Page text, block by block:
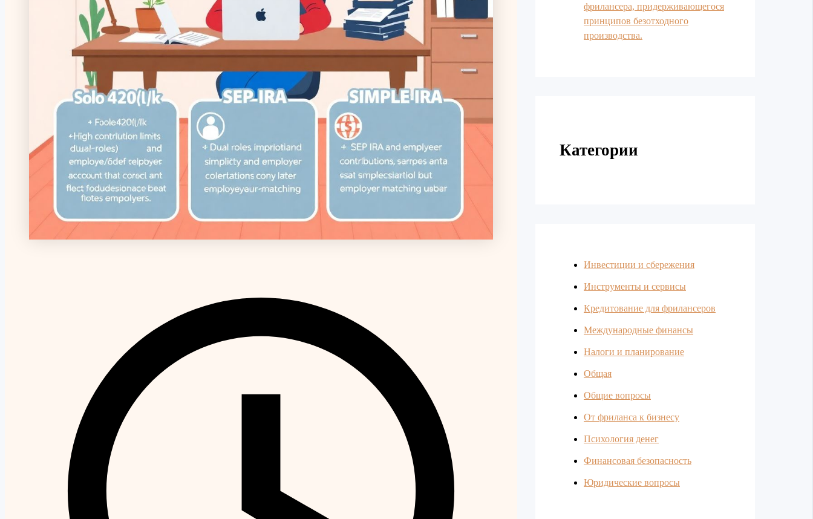
фрилансера, придерживающегося
принципов безотходного
производства.
Категории
Инвестиции и сбережения
Инструменты и сервисы
Кредитование для фрилансеров
Международные финансы
Налоги и планирование
Общая
Общие вопросы
От фриланса к бизнесу
Психология денег
Финансовая безопасность
Юридические вопросы